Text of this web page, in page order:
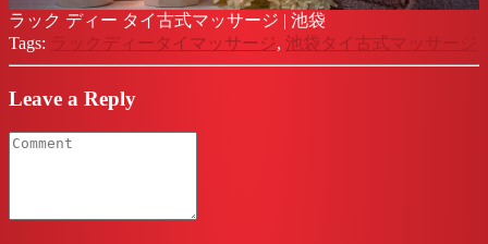
ラック ディー タイ古式マッサージ | 池袋
Tags: ラックディータイマッサージ, 池袋タイ古式マッサージ
Leave a Reply